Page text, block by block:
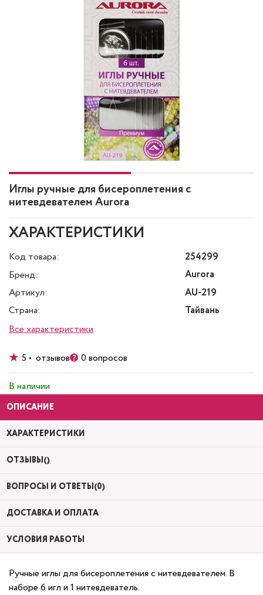
Иглы ручные для бисероплетения с
нитевдевателем Aurora
ХАРАКТЕРИСТИКИ
Код товара:
254299
Бренд:
Aurora
Артикул:
AU-219
Страна:
Тайвань
Все характеристики
5 • отзывов 0 вопросов
В наличии
ОПИСАНИЕ
ХАРАКТЕРИСТИКИ
ОТЗЫВЫ()
ВОПРОСЫ И ОТВЕТЫ(0)
ДОСТАВКА И ОПЛАТА
УСЛОВИЯ РАБОТЫ
Ручные иглы для бисероплетения с нитевдевателем. В
наборе 6 игл и 1 нитевдеватель.